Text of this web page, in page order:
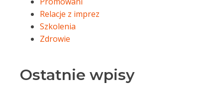
Relacje z imprez
Szkolenia
Zdrowie
Ostatnie wpisy